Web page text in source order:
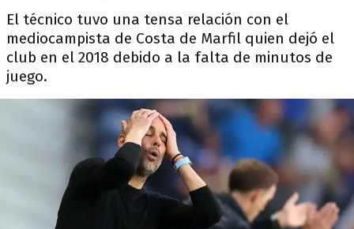
El técnico tuvo una tensa relación con el
mediocampista de Costa de Marfil quien dejó el
club en el 2018 debido a la falta de minutos de
juego.